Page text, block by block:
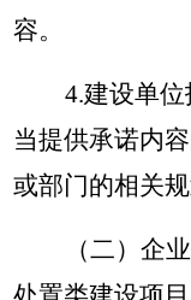
容。
4.建设单
当提供承诺内
或部门的相关
（二）企